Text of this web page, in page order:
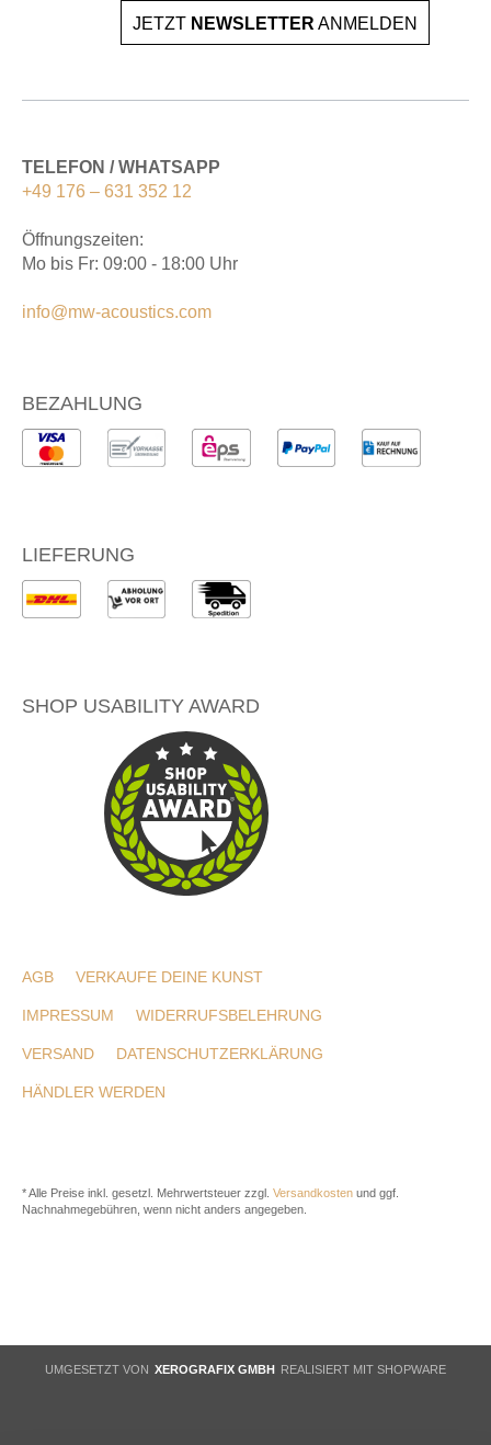
JETZT NEWSLETTER ANMELDEN
TELEFON / WHATSAPP
+49 176 – 631 352 12
Öffnungszeiten:
Mo bis Fr: 09:00 - 18:00 Uhr
info@mw-acoustics.com
BEZAHLUNG
LIEFERUNG
SHOP USABILITY AWARD
AGB VERKAUFE DEINE KUNST
IMPRESSUM WIDERRUFSBELEHRUNG
VERSAND DATENSCHUTZERKLÄRUNG
HÄNDLER WERDEN
* Alle Preise inkl. gesetzl. Mehrwertsteuer zzgl. Versandkosten und ggf.
Nachnahmegebühren, wenn nicht anders angegeben.
UMGESETZT VON XEROGRAFIX GMBH REALISIERT MIT SHOPWARE